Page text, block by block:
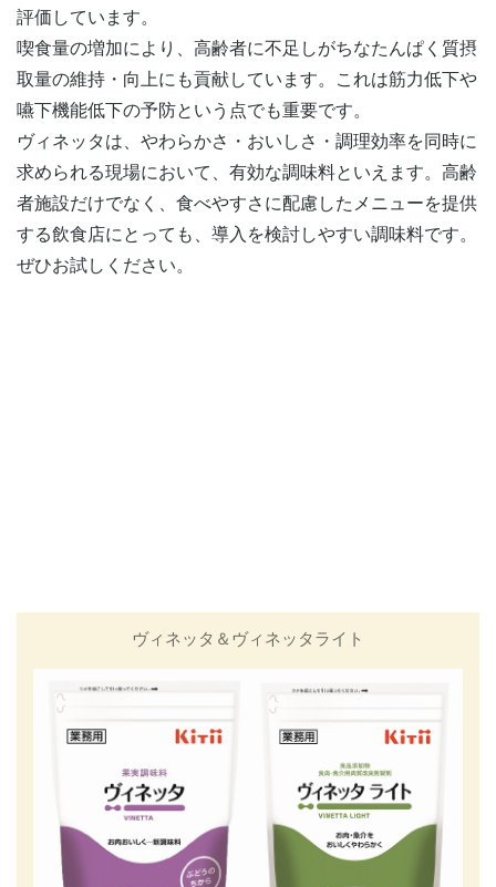
評価しています。
喫食量の増加により、高齢者に不足しがちなたんぱく質摂
取量の維持・向上にも貢献しています。これは筋力低下や
嚥下機能低下の予防という点でも重要です。
ヴィネッタは、やわらかさ・おいしさ・調理効率を同時に
求められる現場において、有効な調味料といえます。高齢
者施設だけでなく、食べやすさに配慮したメニューを提供
する飲食店にとっても、導入を検討しやすい調味料です。
ぜひお試しください。
の評価をいただきました！ヴィネ
ッタがその一翼であると確信して
います。
ヴィネッタ＆ヴィネッタライト